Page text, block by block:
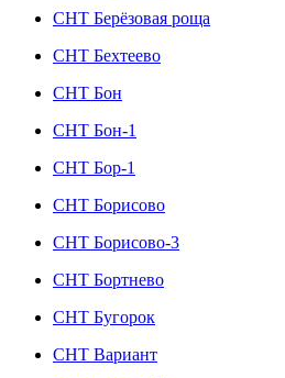
СНТ Берёзовая роща
СНТ Бехтеево
СНТ Бон
СНТ Бон-1
СНТ Бор-1
СНТ Борисово
СНТ Борисово-3
СНТ Бортнево
СНТ Бугорок
СНТ Вариант